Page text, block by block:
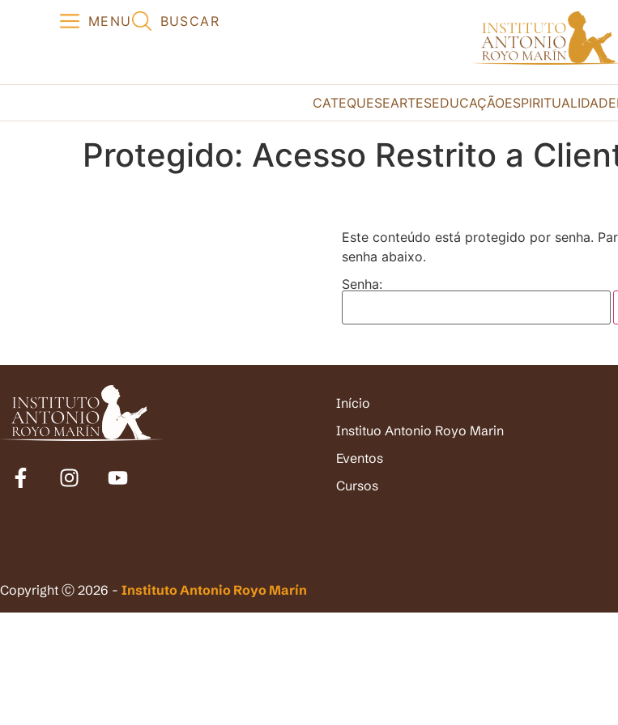
MENU BUSCAR
CATEQUESEARTESEDUCAÇÃOESPIRITUALIDADE
Protegido: Acesso Restrito a
Este conteúdo está protegido por senha.
senha abaixo.
Senha:
Início
Instituo Antonio Royo Marin
Eventos
Cursos
Copyright Ⓒ 2026 - Instituto Antonio Royo Marín